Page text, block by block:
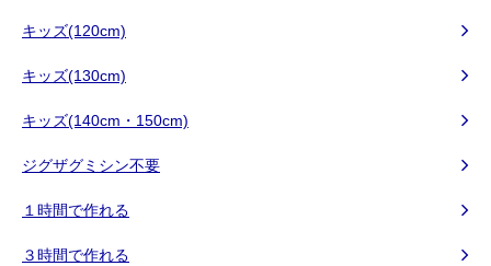
キッズ(120cm)
キッズ(130cm)
キッズ(140cm・150cm)
ジグザグミシン不要
１時間で作れる
３時間で作れる